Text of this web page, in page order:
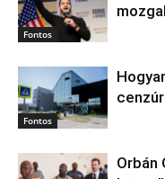
Fontos
Fontos
Orbán